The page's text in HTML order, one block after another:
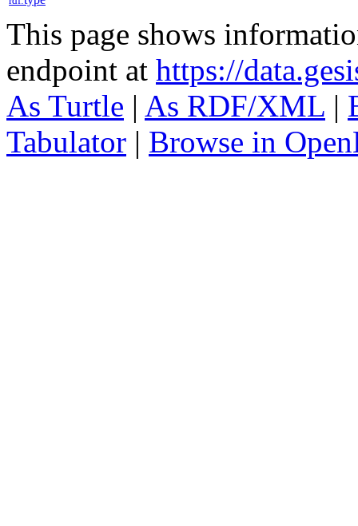
This page shows
endpoint at https://
As Turtle | As RDF/XML |
Tabulator | Browse in